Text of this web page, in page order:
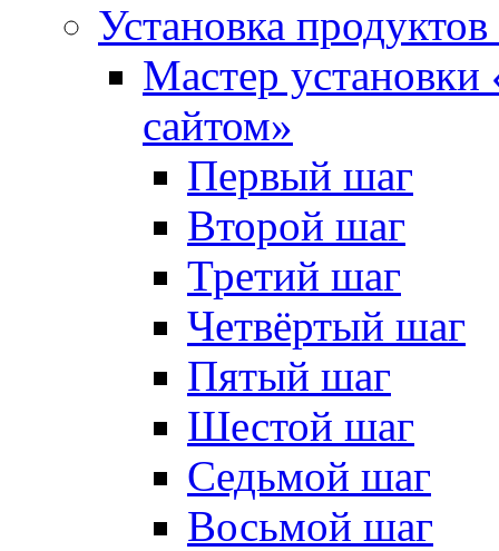
Установка
Мастер
сайтом»
Первый шаг
Второй шаг
Третий шаг
Четвёртый шаг
Пятый шаг
Шестой шаг
Седьмой шаг
Восьмой шаг